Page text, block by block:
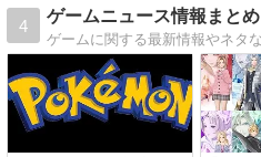
4
ゲームニュース情報まとめ